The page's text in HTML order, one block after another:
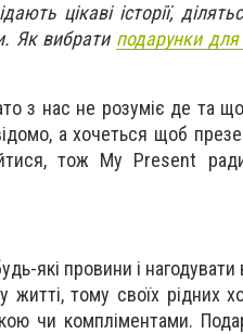
цікаві історії,
Як вибрати подарунки для
з нас не розуміє де та
а хочеться щоб
тож My Present
які провини і
тому своїх рідних
чи компліментами.